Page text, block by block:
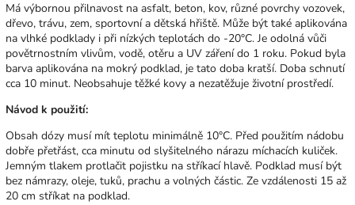
Má výbornou přilnavost na asfalt, beton, kov, různé povrchy vozovek,
dřevo, trávu, zem, sportovní a dětská hřiště. Může být také aplikována
na vlhké podklady i při nízkých teplotách do -20°C. Je odolná vůči
povětrnostním vlivům, vodě, otěru a UV záření do 1 roku. Pokud byla
barva aplikována na mokrý podklad, je tato doba kratší. Doba schnutí
cca 10 minut. Neobsahuje těžké kovy a nezatěžuje životní prostředí.
Návod k použití:
Obsah dózy musí mít teplotu minimálně 10°C. Před použitím nádobu
dobře přetřást, cca minutu od slyšitelného nárazu míchacích kuliček.
Jemným tlakem protlačit pojistku na stříkací hlavě. Podklad musí být
bez námrazy, oleje, tuků, prachu a volných částic. Ze vzdálenosti 15 až
20 cm stříkat na podklad.